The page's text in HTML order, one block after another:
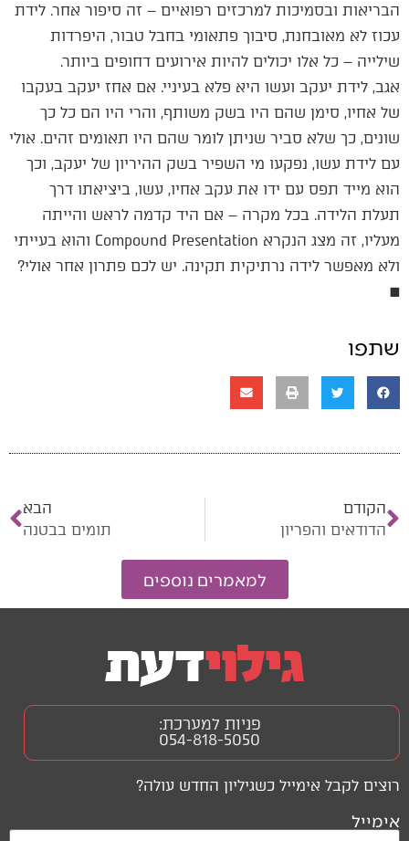
הבריאות ובסמיכות למרכזים רפואיים – זה סיפור אחר. לידת
עכוז לא מאובחנת, סיבוך פתאומי בחבל טבור, היפרדות
שילייה – כל אלו יכולים להיות אירועים דחופים ביותר.
אגב, לידת יעקב ועשו היא פלא בעיניי. אם אחז יעקב בעקבו
של אחיו, סימן שהם היו בשק משותף, והרי היו הם כל כך
שונים, כך שלא סביר שניתן לומר שהם היו תאומים זהים. אולי
עם לידת עשו, נפקעו מי השפיר בשק ההיריון של יעקב, וכך
הוא מייד תפס עם ידו את עקב אחיו, עשו, ביציאתו דרך
תעלת הלידה. בכל מקרה – אם היד קדמה לראש והייתה
מעליו, זה מצג הנקרא Compound Presentation והוא בעייתי
ולא מאפשר לידה נרתיקית תקינה. יש לכם פתרון אחר אולי?
■
שתפו
הקודם
הדודאים והפריון
הבא
תומים בבטנה
למאמרים נוספים
רוצים לקבל אימייל כשגיליון החדש עולה?
אימייל
פניות למערכת:
054-818-5050